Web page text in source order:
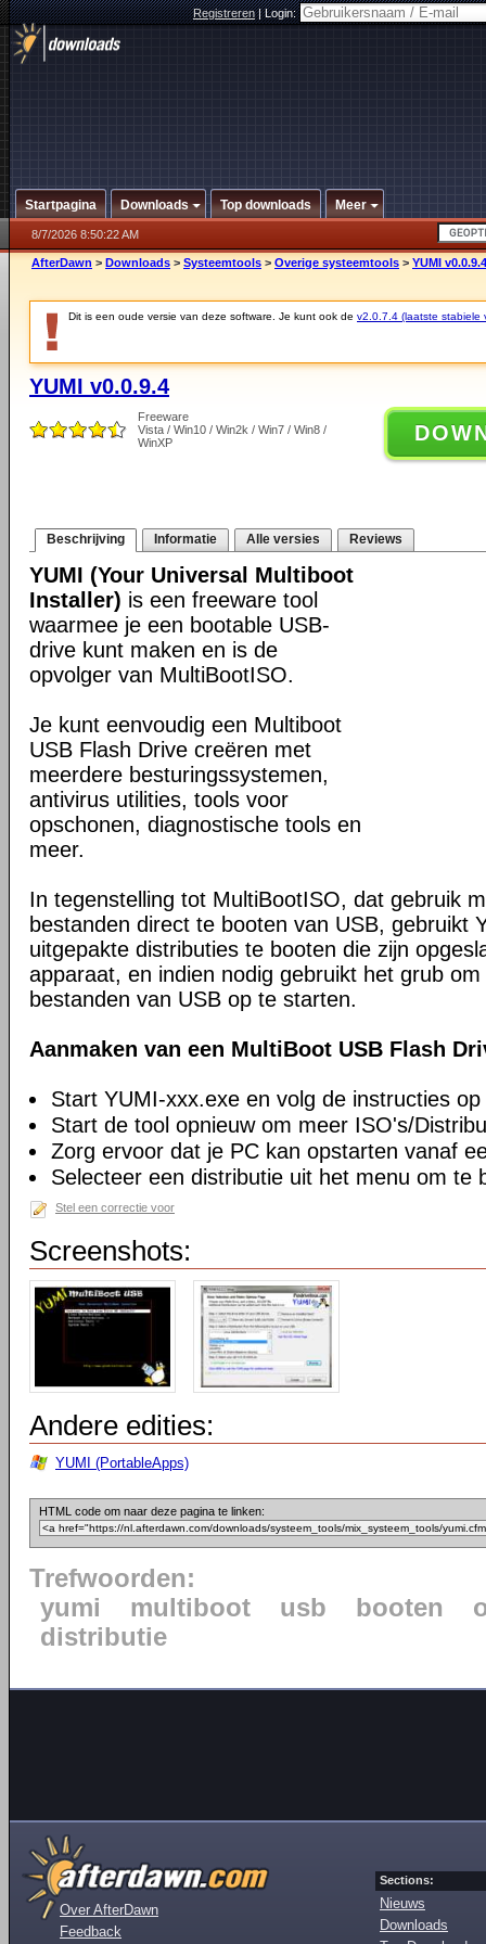
Registreren|Login:
Startpagina Downloads Top downloads Meer
8/7/2026 8:50:22 AM
AfterDawn > Downloads > Systeemtools > Overige systeemtools > YUMI v0.0.9.4
Dit is een oude versie van deze software. Je kunt ook de v2.0.7.4 (laatste stabiele
YUMI v0.0.9.4
Freeware
Vista / Win10 / Win2k / Win7 / Win8 /
WinXP
Beschrijving Informatie Alle versies Reviews
YUMI (Your Universal Multiboot
Installer) is een freeware tool
waarmee je een bootable USB-
drive kunt maken en is de
opvolger van MultiBootISO.
Je kunt eenvoudig een Multiboot
USB Flash Drive creëren met
meerdere besturingssystemen,
antivirus utilities, tools voor
opschonen, diagnostische tools en
meer.
In tegenstelling tot MultiBootISO, dat gebruik
bestanden direct te booten van USB, gebruikt
uitgepakte distributies te booten die zijn
apparaat, en indien nodig gebruikt het grub
bestanden van USB op te starten.
Aanmaken van een MultiBoot USB Flash
Start YUMI-xxx.exe en volg de instructies
Start de tool opnieuw om meer ISO's/
Zorg ervoor dat je PC kan opstarten vanaf
Selecteer een distributie uit het menu om te
Stel een correctie voor
Screenshots:
Andere edities:
YUMI (PortableApps)
HTML code om naar deze pagina te linken:
Trefwoorden:
yumi
multiboot usb booten
distributie
Over AfterDawn
Feedback
Sections:
Nieuws
Downloads